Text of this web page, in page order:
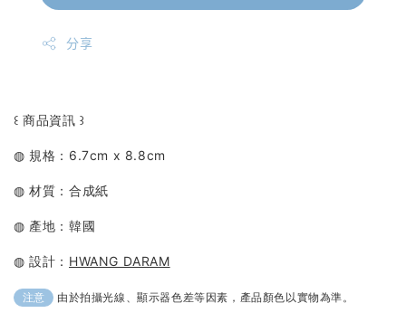
分享
꒰ 商品資訊 ꒱
◍ 規格：6.7cm x 8.8cm
◍ 材質：合成紙
◍ 產地：韓國
◍ 設計： HWANG DARAM
注意 由於拍攝光線、顯示器色差等因素，產品顏色以實物為準。